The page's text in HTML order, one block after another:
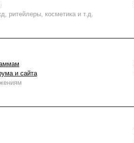
ритейлеры, косметика и т.д.
и сайта